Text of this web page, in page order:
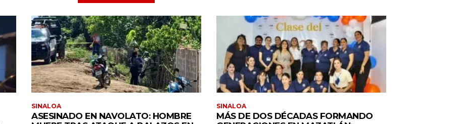
SINALOA
ASESINADO EN NAVOLATO: HOMBRE
SINALOA
MÁS DE DOS DÉCADAS FORMANDO